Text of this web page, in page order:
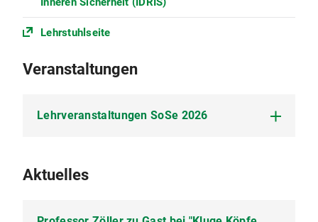
Lehrstuhlseite
Veranstaltungen
Lehrveranstaltungen SoSe 2026
Uni-Klausurenkurs
Aktuelles